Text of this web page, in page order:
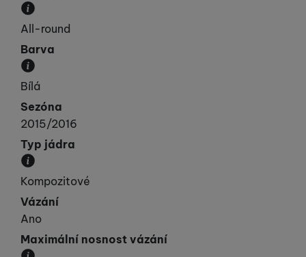
Kategorie, do které lyže spadá svými vlastnostmi.
All-round
Barva
Převládající barva výrobku.
Bílá
Sezóna
2015/2016
Typ jádra
Materiál, ze kterého je jádro lyže vyrobeno.
Kompozitové
Vázání
Ano
Maximální nosnost vázání